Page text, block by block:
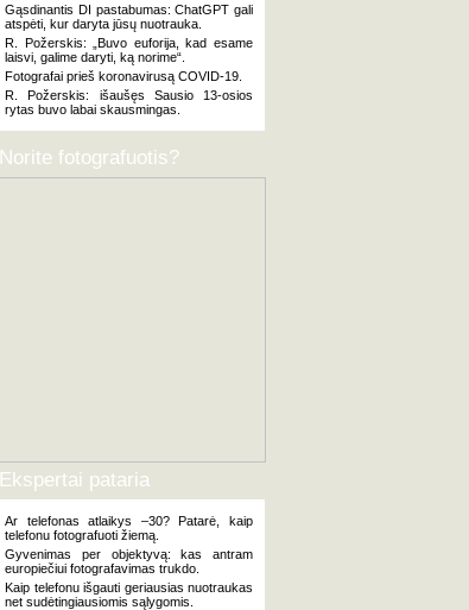
Gąsdinantis DI pastabumas: ChatGPT gali
atspėti, kur daryta jūsų nuotrauka.
R. Požerskis: „Buvo euforija, kad esame
laisvi, galime daryti, ką norime“.
Fotografai prieš koronavirusą COVID-19.
R. Požerskis: išaušęs Sausio 13-osios
rytas buvo labai skausmingas.
Norite fotografuotis?
Ekspertai pataria
Ar telefonas atlaikys –30? Patarė, kaip
telefonu fotografuoti žiemą.
Gyvenimas per objektyvą: kas antram
europiečiui fotografavimas trukdo.
Kaip telefonu išgauti geriausias nuotraukas
net sudėtingiausiomis sąlygomis.